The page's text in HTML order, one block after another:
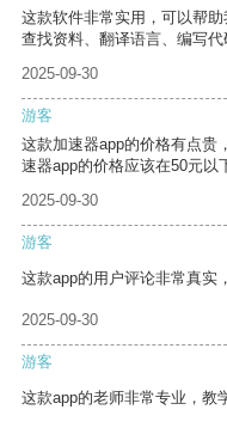
这款软件非常实用，可以帮
查找资料、翻译语言、编写代
2025-09-30
游客
这款加速器app的价格有点贵
速器app的价格应该在50元以
2025-09-30
游客
这款app的用户评论非常真实
2025-09-30
游客
这款app的老师非常专业，教